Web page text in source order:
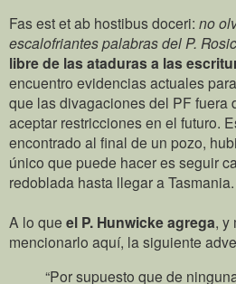
Fas est et ab hostibus doceri: no
escalofriantes palabras del P.
libre de las ataduras a las
encuentro evidencias actuales
que las divagaciones del PF fuera
aceptar restricciones en el futuro.
encontrado al final de un pozo,
único que puede hacer es seguir
redoblada hasta llegar a Tasmania.
A lo que el P. Hunwicke agrega, y
mencionarlo aquí, la siguiente
“Por supuesto que de